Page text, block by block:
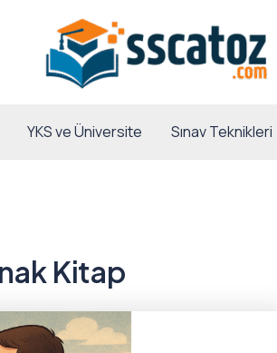
YKS ve Üniversite Sınav Teknikleri
Kitap